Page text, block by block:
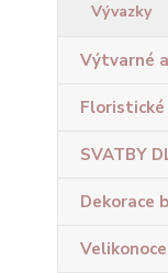
Vývazky
Výtvarné
SVATBY
Dekorace